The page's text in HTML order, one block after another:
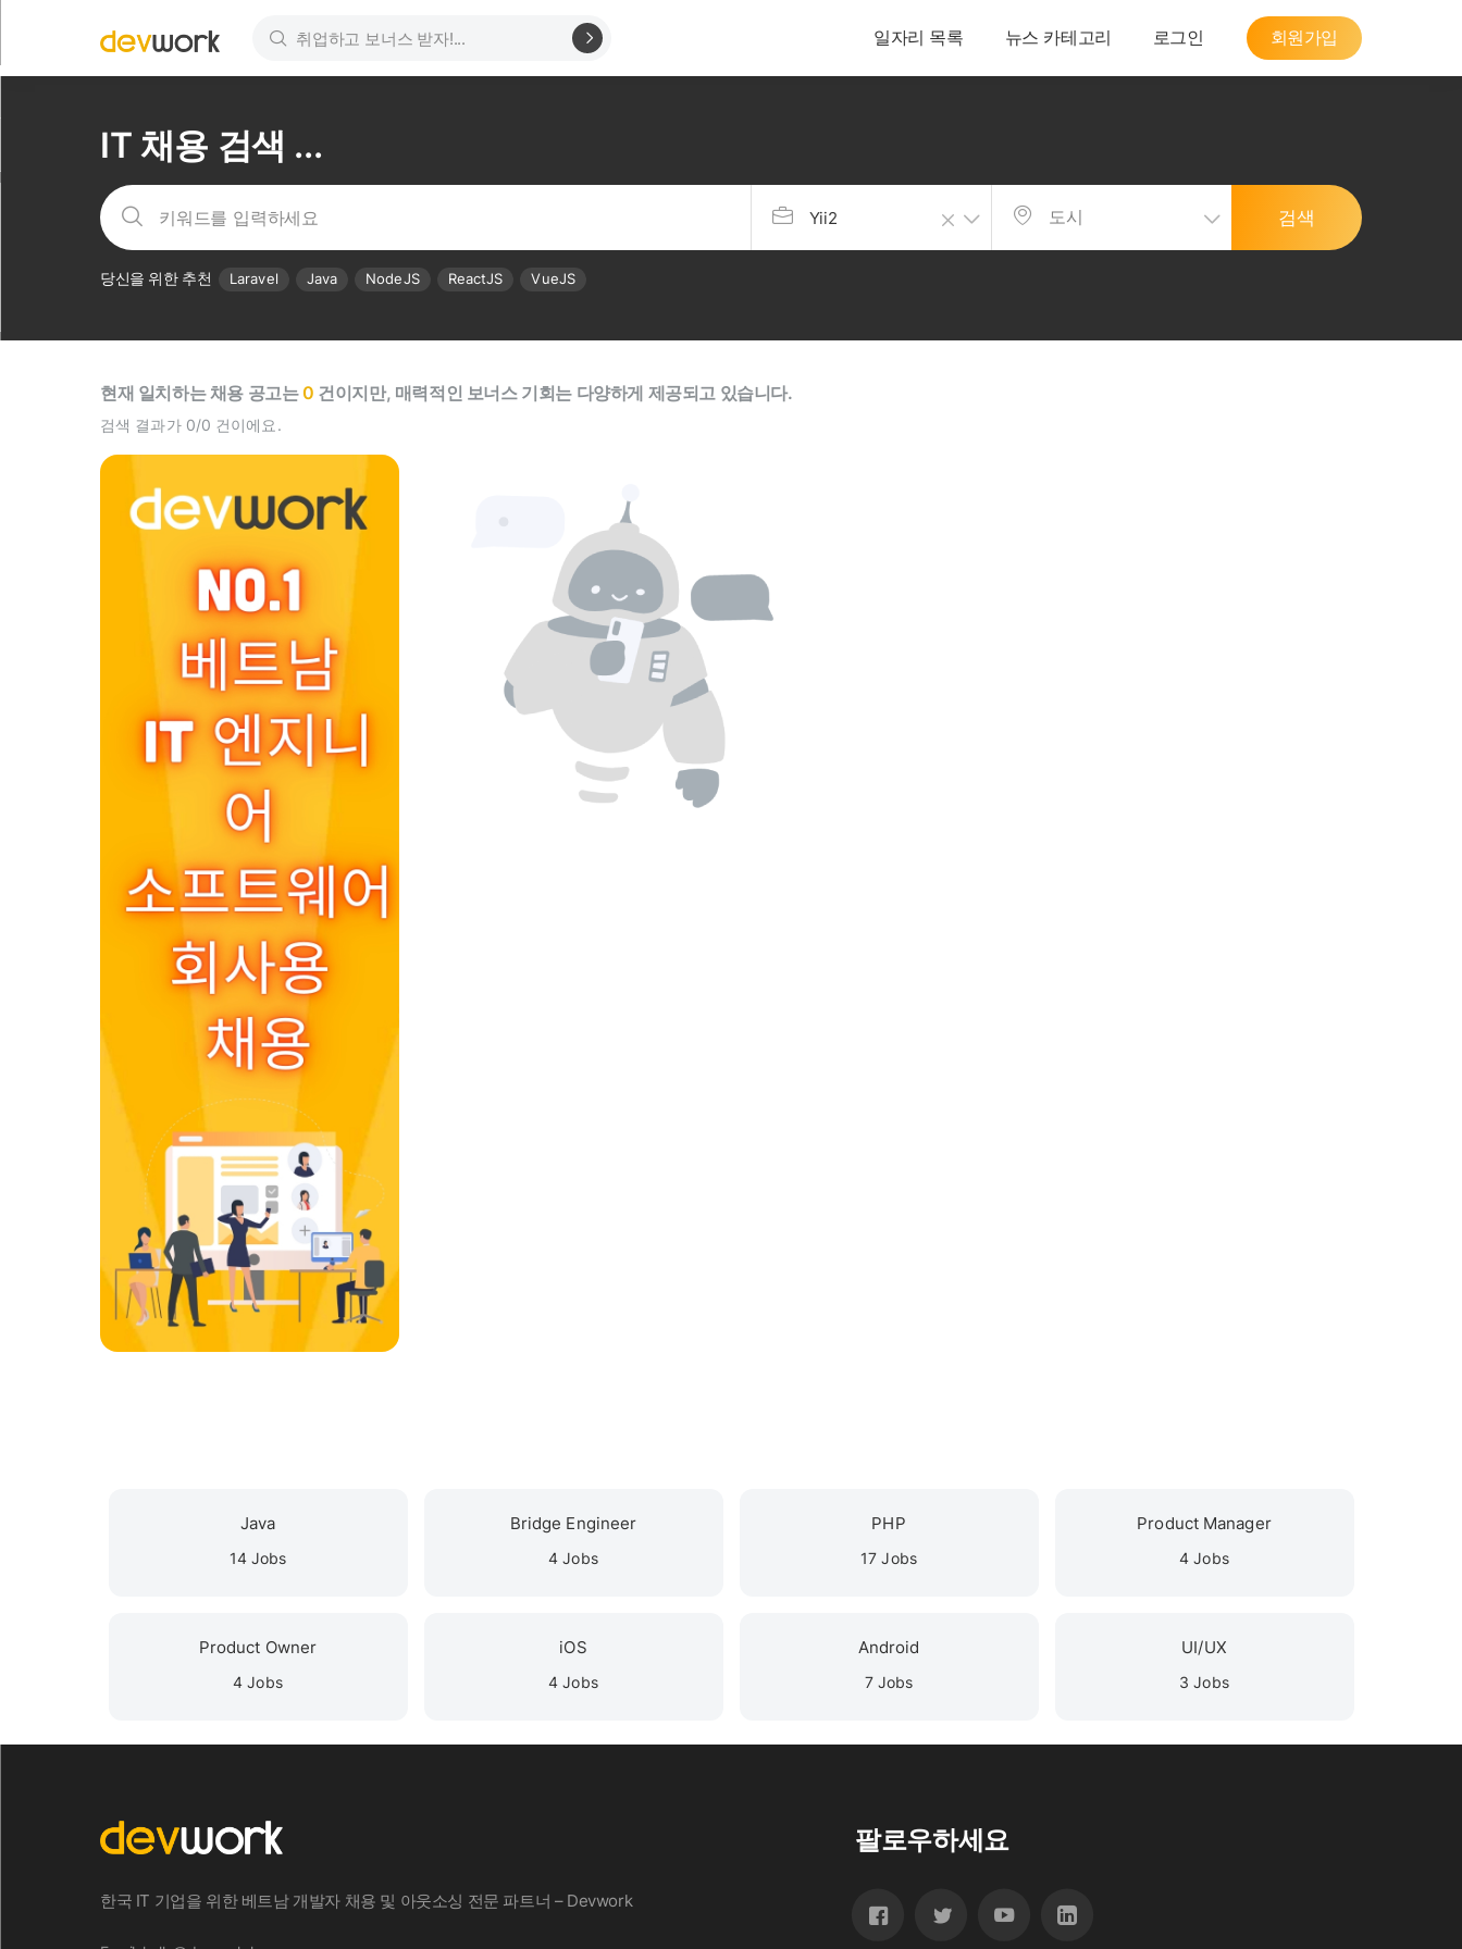
일자리 목록 뉴스 카테고리 로그인 회원가입
IT 채용 검색 ...
Yii2 검색
당신을 위한 추천 Laravel Java NodeJS ReactJS VueJS
현재 일치하는 채용 공고는0 건이지만, 매력적인 보너스 기회는 다양하게 제공되고 있습니다.
검색 결과가 0/0 건이에요.
Java
14 Jobs
Bridge Engineer
4 Jobs
PHP
17 Jobs
Product Manager
4 Jobs
Product Owner
4 Jobs
iOS
4 Jobs
Android
7 Jobs
UI/UX
3 Jobs
한국 IT 기업을 위한 베트남 개발자 채용 및 아웃소싱 전문 파트너 – Devwork
팔로우하세요